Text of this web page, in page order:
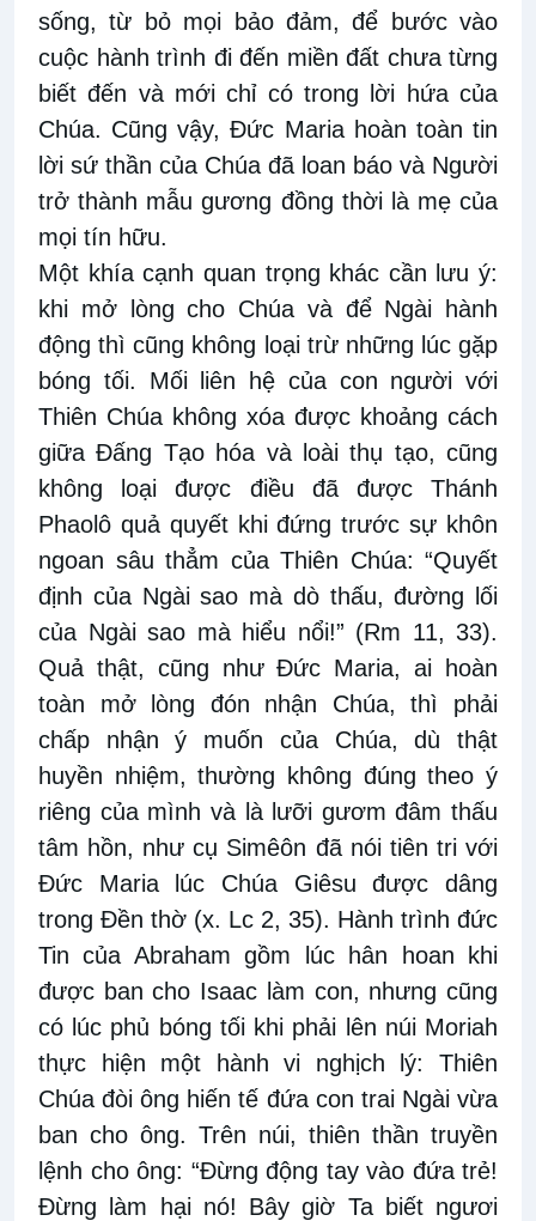
sống, từ bỏ mọi bảo đảm, để bước vào
cuộc hành trình đi đến miền đất chưa từng
biết đến và mới chỉ có trong lời hứa của
Chúa. Cũng vậy, Đức Maria hoàn toàn tin
lời sứ thần của Chúa đã loan báo và Người
trở thành mẫu gương đồng thời là mẹ của
mọi tín hữu.
Một khía cạnh quan trọng khác cần lưu ý:
khi mở lòng cho Chúa và để Ngài hành
động thì cũng không loại trừ những lúc gặp
bóng tối. Mối liên hệ của con người với
Thiên Chúa không xóa được khoảng cách
giữa Đấng Tạo hóa và loài thụ tạo, cũng
không loại được điều đã được Thánh
Phaolô quả quyết khi đứng trước sự khôn
ngoan sâu thẳm của Thiên Chúa: “Quyết
định của Ngài sao mà dò thấu, đường lối
của Ngài sao mà hiểu nổi!” (Rm 11, 33).
Quả thật, cũng như Đức Maria, ai hoàn
toàn mở lòng đón nhận Chúa, thì phải
chấp nhận ý muốn của Chúa, dù thật
huyền nhiệm, thường không đúng theo ý
riêng của mình và là lưỡi gươm đâm thấu
tâm hồn, như cụ Simêôn đã nói tiên tri với
Đức Maria lúc Chúa Giêsu được dâng
trong Đền thờ (x. Lc 2, 35). Hành trình đức
Tin của Abraham gồm lúc hân hoan khi
được ban cho Isaac làm con, nhưng cũng
có lúc phủ bóng tối khi phải lên núi Moriah
thực hiện một hành vi nghịch lý: Thiên
Chúa đòi ông hiến tế đứa con trai Ngài vừa
ban cho ông. Trên núi, thiên thần truyền
lệnh cho ông: “Đừng động tay vào đứa trẻ!
Đừng làm hại nó! Bây giờ Ta biết ngươi